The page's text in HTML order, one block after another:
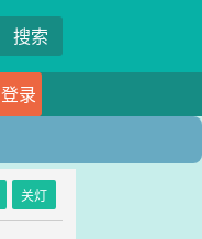
搜索
登录
关灯